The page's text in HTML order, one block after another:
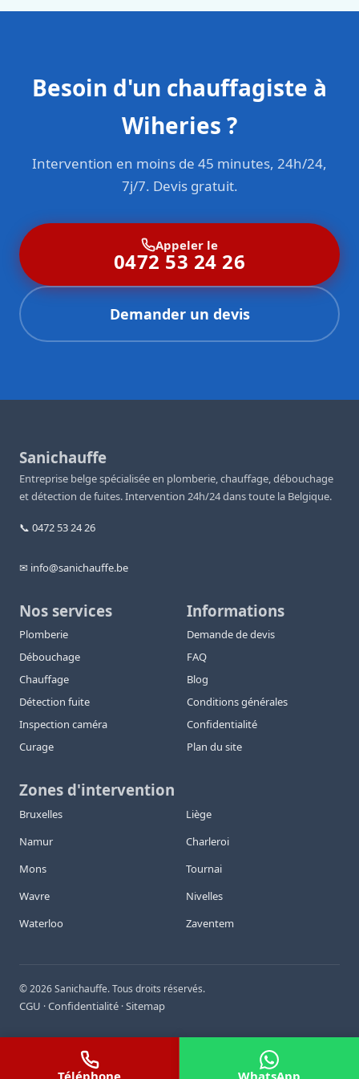
Besoin d'un chauffagiste à
Wiheries ?
Intervention en moins de 45 minutes, 24h/24,
7j/7. Devis gratuit.
Appeler le
0472 53 24 26
Demander un devis
Sanichauffe
Entreprise belge spécialisée en plomberie, chauffage, débouchage
et détection de fuites. Intervention 24h/24 dans toute la Belgique.
📞 0472 53 24 26
✉ info@sanichauffe.be
Nos services
Plomberie
Débouchage
Chauffage
Détection fuite
Inspection caméra
Curage
Informations
Demande de devis
FAQ
Blog
Conditions générales
Confidentialité
Plan du site
Zones d'intervention
Bruxelles
Liège
Namur
Charleroi
Mons
Tournai
Wavre
Nivelles
Waterloo
Zaventem
©2026Sanichauffe. Tous droits réservés.
CGU ·Confidentialité ·Sitemap